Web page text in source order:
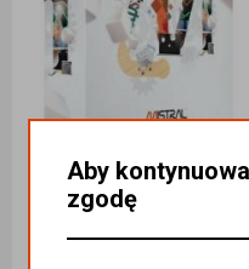
Mistral eFaktura i eWindykacja 365 Biznes licencja 365 dni
Aby
zgodę